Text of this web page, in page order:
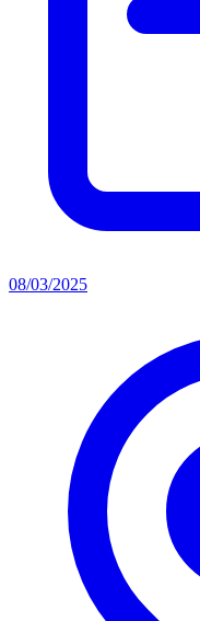
08/03/2025